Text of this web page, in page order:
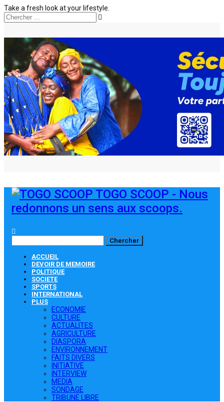
Take a fresh look at your lifestyle.
TOGO SCOOP - Nous
redonnons un sens aux scoops.
ACCUEIL
DEVOIR DE MEMOIRE
POLITIQUE
SOCIETE
SPORTS
INTERNATIONAL
PLUS
ECONOMIE
CULTURE
ACTUALITES
AGRICULTURE
DIASPORA
ENVIRONNEMENT
FAITS DIVERS
INITIATIVE
INTERVIEW
MEDIA
SONDAGE
TRIBUNE LIBRE